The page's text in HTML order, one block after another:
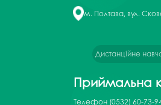
м. Полтава, вул.
Дистанційне
Приймальна
Телефон (0532) 60-73-